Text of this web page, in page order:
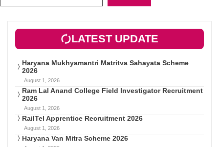
LATEST UPDATE
Haryana Mukhyamantri Matritva Sahayata Scheme
2026
August 1, 2026
Ram Lal Anand College Field Investigator Recruitment
2026
August 1, 2026
RailTel Apprentice Recruitment 2026
August 1, 2026
Haryana Van Mitra Scheme 2026